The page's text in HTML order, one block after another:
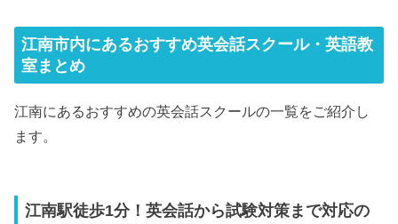
江南市内にあるおすすめ英会話スクール・英語教
室まとめ
江南にあるおすすめの英会話スクールの一覧をご紹介し
ます。
江南駅徒歩1分！英会話から試験対策まで対応の